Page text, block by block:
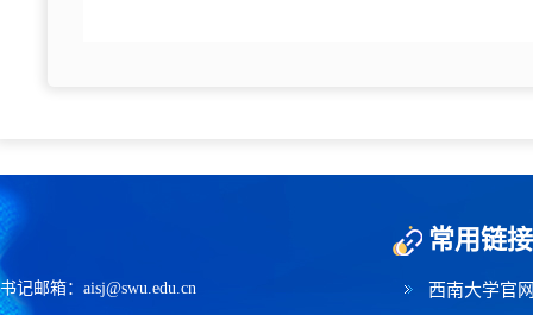
书记邮箱：aisj@swu.edu.cn
常用链接
西南大学官